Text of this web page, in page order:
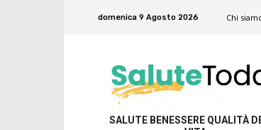
domenica 9 Agosto 2026 Chi
SALUTE BENESSERE QUALITÀ